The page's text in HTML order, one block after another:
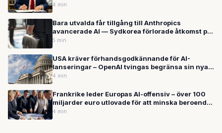
4 min
Bara utvalda får tillgång till Anthropics
avancerade AI — Sydkorea förlorade åtkomst på
grund av Kinakopplingar
5 min
USA kräver förhandsgodkännande för AI-
lanseringar – OpenAI tvingas begränsa sin nya
modellgeneration GPT-5.6
4 min
Frankrike leder Europas AI-offensiv – över 100
miljarder euro utlovade för att minska beroendet
av USA
4 min